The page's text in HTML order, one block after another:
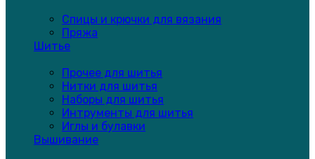
Спицы и крючки для вязания
Пряжа
Шитье
Прочее для шитья
Нитки для шитья
Наборы для шитья
Интрументы для шитья
Иглы и булавки
Вышивание